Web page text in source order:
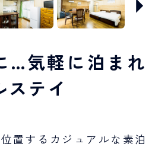
…気軽に泊まれ
ステイ
置するカジュアルな素泊